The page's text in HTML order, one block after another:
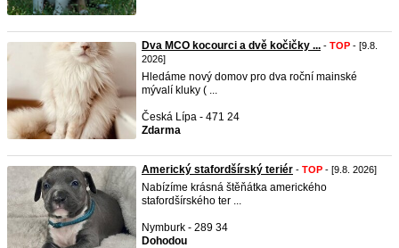
Dva MCO kocourci a dvě kočičky ... - TOP - [9.8.
2026]
Hledáme nový domov pro dva roční mainské
mývalí kluky ( ...
Česká Lípa - 471 24
Zdarma
Americký stafordšírský teriér - TOP - [9.8. 2026]
Nabízíme krásná štěňátka amerického
stafordšírského ter ...
Nymburk - 289 34
Dohodou